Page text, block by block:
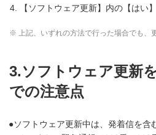
【ソフトウェア更新】内の【はい
※ 上記、いずれの方法で行った場合でも、
3.ソフトウェア更新
での注意点
ソフトウェア更新中は、発着信を含